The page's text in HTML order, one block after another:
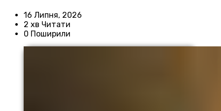
16 Липня, 2026
2 хв Читати
0 Поширили